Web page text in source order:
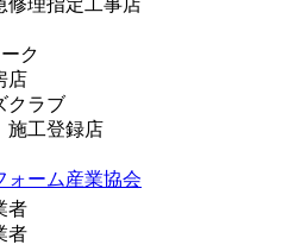
ク
店
クラブ
工登録店
ォーム産業協会
者
者